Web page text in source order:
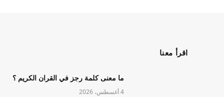
اقرأ معنا
ما معنى كلمة رجز في القران الكريم ؟
4 أغسطس، 2026